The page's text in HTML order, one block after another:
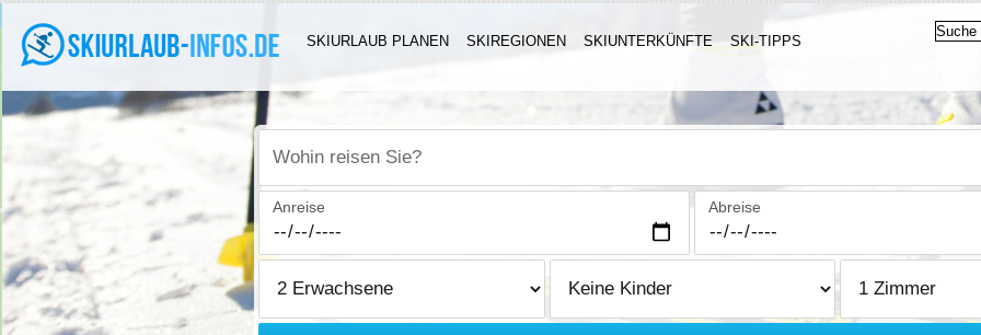
SKIURLAUB PLANEN SKIREGIONEN SKIUNTERKÜNFTE SKI-TIPPS
Wohin reisen Sie?
Anreise Abreise